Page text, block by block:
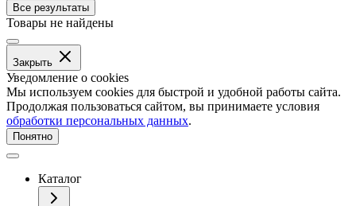
Все результаты
Товары не найдены
Закрыть
Уведомление о cookies
Мы используем cookies для быстрой и удобной работы сайта.
Продолжая пользоваться сайтом, вы принимаете условия
обработки персональных данных.
Понятно
Каталог